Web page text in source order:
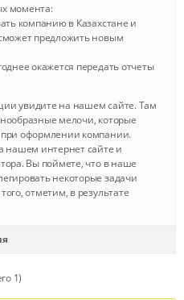
момента:
компанию в Казахстане и
предложить новым
окажется передать отчеты
увидите на нашем сайте. Там
мелочи, которые
при оформлении компании.
нашем интернет сайте и
Вы поймете, что в наше
некоторые задачи
отметим, в результате
1)